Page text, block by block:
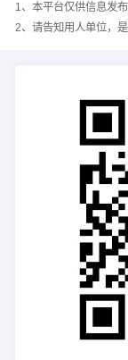
1、本平台仅供信息发
2、请告知用人单位，